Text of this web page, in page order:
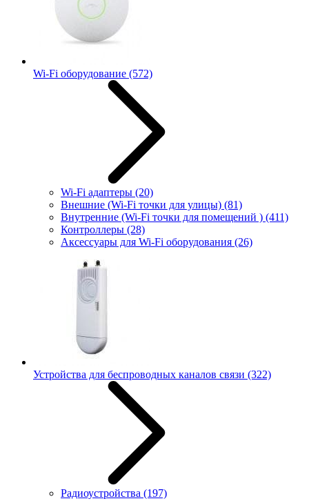
Wi-Fi оборудование (572)
Wi-Fi адаптеры (20)
Внешние (Wi-Fi точки для улицы) (81)
Внутренние (Wi-Fi точки для помещений ) (411)
Контроллеры (28)
Аксессуары для Wi-Fi оборудования (26)
Устройства для беспроводных каналов связи (322)
Радиоустройства (197)